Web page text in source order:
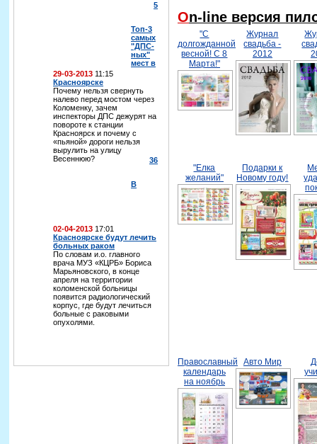
5
29-03-2013 11:15
Топ-3
самых
"ДПС-
ных"
мест в
Красноярске
Почему нельзя свернуть
налево перед мостом через
Коломенку, зачем
инспекторы ДПС дежурят на
повороте к станции
Красноярск и почему с
«пьяной» дороги нельзя
вырулить на улицу
Весеннюю?
36
02-04-2013 17:01
В
Красноярске будут лечить
больных раком
По словам и.о. главного
врача МУЗ «КЦРБ» Бориса
Марьяновского, в конце
апреля на территории
коломенской больницы
появится радиологический
корпус, где будут лечиться
больные с раковыми
опухолями.
On-line версия
"С
долгожданной
весной! С 8
Марта!"
Журнал
свадьба -
2012
"Елка
желаний"
Подарки к
Новому году!
Православный
календарь
на ноябрь
Авто Мир